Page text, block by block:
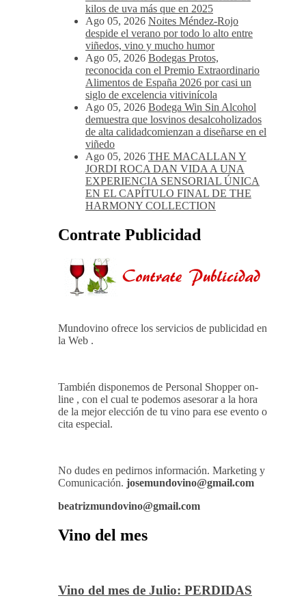
Recent Posts
Ago 05, 2026 La D.O. Cariñena prevé
vendimiar este año hasta 5 millones de
kilos de uva más que en 2025
Ago 05, 2026 Noites Méndez-Rojo
despide el verano por todo lo alto entre
viñedos, vino y mucho humor
Ago 05, 2026
reconocida con el Premio Extraordinario
Alimentos de España 2026 por casi un
siglo de excelencia vitivinícola
Ago 05, 2026 Bodega Win Sin Alcohol
demuestra que losvinos desalcoholizados
viñedo
Ago 05, 2026 THE MACALLAN Y
EXPERIENCIA SENSORIAL ÚNICA
EN EL CAPÍTULO FINAL DE THE
HARMONY COLLECTION
Mundovino ofrece los servicios de publicidad en
la Web .
También disponemos de Personal Shopper on-
line , con el cual te podemos asesorar a la hora
cita especial.
beatrizmundovino@gmail.com